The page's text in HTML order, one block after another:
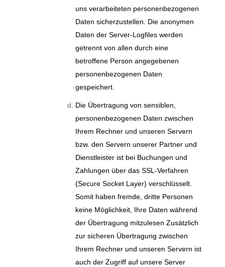
uns verarbeiteten personenbezogenen
Daten sicherzustellen. Die anonymen
Daten der Server-Logfiles werden
getrennt von allen durch eine
betroffene Person angegebenen
personenbezogenen Daten
gespeichert.
Die Übertragung von sensiblen,
personenbezogenen Daten zwischen
Ihrem Rechner und unseren Servern
bzw. den Servern unserer Partner und
Dienstleister ist bei Buchungen und
Zahlungen über das SSL-Verfahren
(Secure Socket Layer) verschlüsselt.
Somit haben fremde, dritte Personen
keine Möglichkeit, Ihre Daten während
der Übertragung mitzulesen Zusätzlich
zur sicheren Übertragung zwischen
Ihrem Rechner und unseren Servern ist
auch der Zugriff auf unsere Server